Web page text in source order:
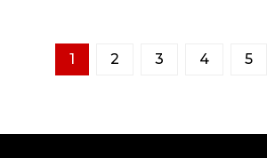
1 2 3 4 5